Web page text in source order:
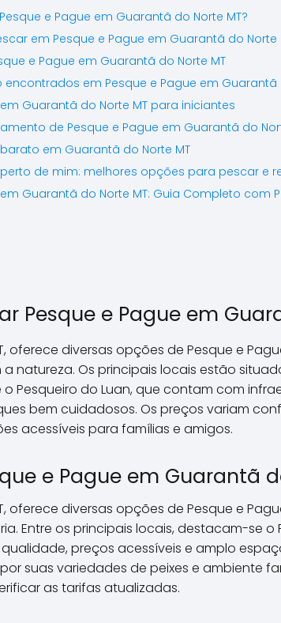
\\\\\\\\\\\\\\\\\\\\\\\\\
\\\\\\\\\\\\\".
e Pague em Guarantã do Norte MT?
em Pesque e Pague em Guarantã do Norte
e Pague em Guarantã do Norte MT
encontrados em Pesque e Pague em Guarantã
Guarantã do Norte MT para iniciantes
de Pesque e Pague em Guarantã do
em Guarantã do Norte MT
de mim: melhores opções para pescar e
Guarantã do Norte MT: Guia Completo com
Pesque e Pague em
oferece diversas opções de Pesque e
natureza. Os principais locais estão
o Pesqueiro do Luan, que contam com
bem cuidadosos. Os preços variam
acessíveis para famílias e amigos.
e Pague em Guarantã
oferece diversas opções de Pesque e
Entre os principais locais, destacam-se
preços acessíveis e amplo
suas variedades de peixes e ambiente
as tarifas atualizadas.